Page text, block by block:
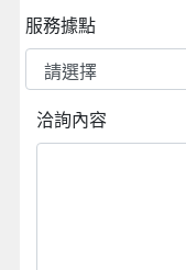
服務據點
洽詢內容